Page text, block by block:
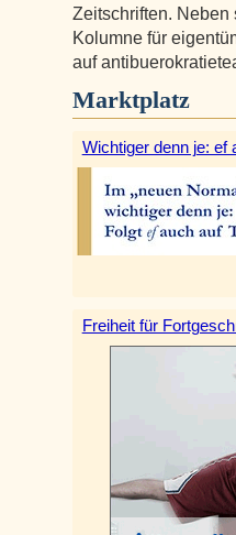
Zeitschriften.
Kolumne für
auf
Marktplatz
Wichtiger denn je: ef
Freiheit für